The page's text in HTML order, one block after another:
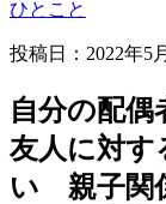
ひとこと
投稿日：2022年5
自分の配
友人に対す
い 親子関